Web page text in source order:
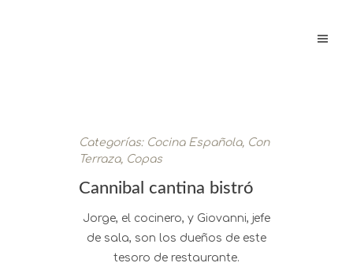
Categorías: Cocina Española, Con
Terraza, Copas
Cannibal cantina bistró
Jorge, el cocinero, y Giovanni, jefe
de sala, son los dueños de este
tesoro de restaurante.